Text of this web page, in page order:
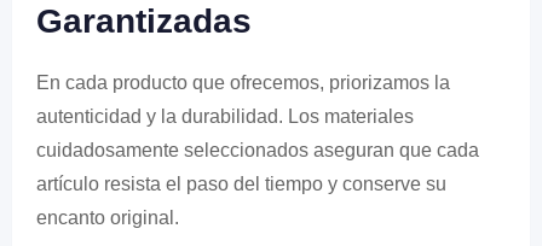
Garantizadas
En cada producto que ofrecemos, priorizamos la
autenticidad y la durabilidad. Los materiales
cuidadosamente seleccionados aseguran que cada
artículo resista el paso del tiempo y conserve su
encanto original.